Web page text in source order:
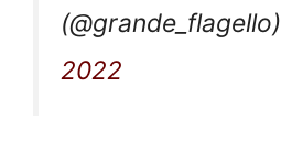
(@grande_flagello)
2022